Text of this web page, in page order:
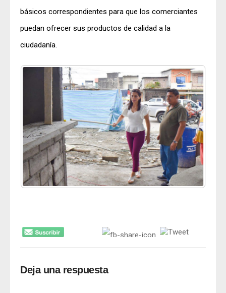
básicos correspondientes para que los comerciantes
puedan ofrecer sus productos de calidad a la
ciudadanía.
Deja una respuesta